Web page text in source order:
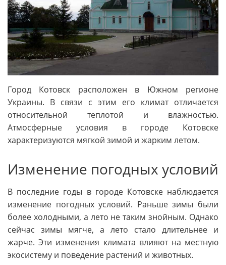
Город Котовск расположен в Южном регионе
Украины. В связи с этим его климат отличается
относительной теплотой и влажностью.
Атмосферные условия в городе Котовске
характеризуются мягкой зимой и жарким летом.
Изменение погодных условий
В последние годы в городе Котовске наблюдается
изменение погодных условий. Раньше зимы были
более холодными, а лето не таким знойным. Однако
сейчас зимы мягче, а лето стало длительнее и
жарче. Эти изменения климата влияют на местную
экосистему и поведение растений и животных.